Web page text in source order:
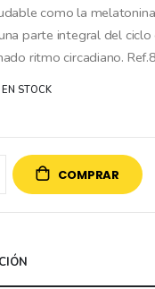
como la
parte integral del
ritmo circadiano.
EN STOCK
COMPRAR